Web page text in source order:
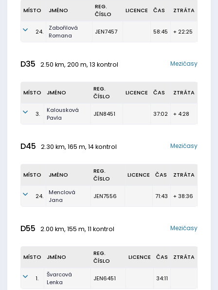
MÍSTO JMÉNO
REG.
ČÍSLO
LICENCE ČAS ZTRÁTA
24.
Zabořilová
Romana
JEN7457 58:45 + 22:25
D35 2.50 km, 200 m, 13 kontrol Mezičasy
MÍSTO JMÉNO
REG.
ČÍSLO
LICENCE ČAS ZTRÁTA
3.
Kalousková
Pavla
JEN8451 37:02 + 4:28
D45 2.30 km, 165 m, 14 kontrol Mezičasy
MÍSTO JMÉNO
REG.
ČÍSLO
LICENCE ČAS ZTRÁTA
24.
Menclová
Jana
JEN7556 71:43 + 38:36
D55 2.00 km, 155 m, 11 kontrol Mezičasy
MÍSTO JMÉNO
REG.
ČÍSLO
LICENCE ČAS ZTRÁTA
1.
Švarcová
Lenka
JEN6451 34:11